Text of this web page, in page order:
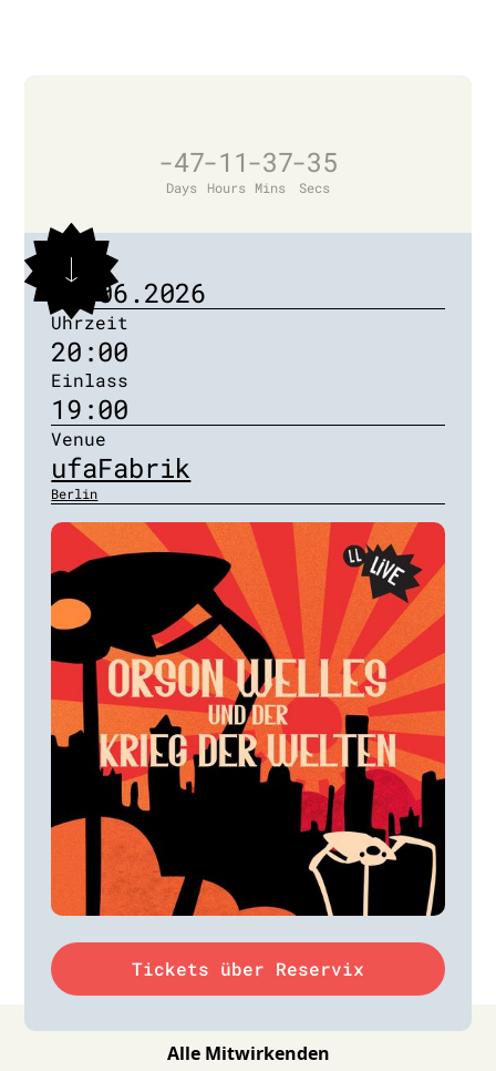
-47
Days
-11
Hours
-37
Mins
-35
Secs
Datum
24.06.2026
Uhrzeit
20:00
Einlass
19:00
Venue
ufaFabrik
Berlin
Tickets über Reservix
Alle Mitwirkenden